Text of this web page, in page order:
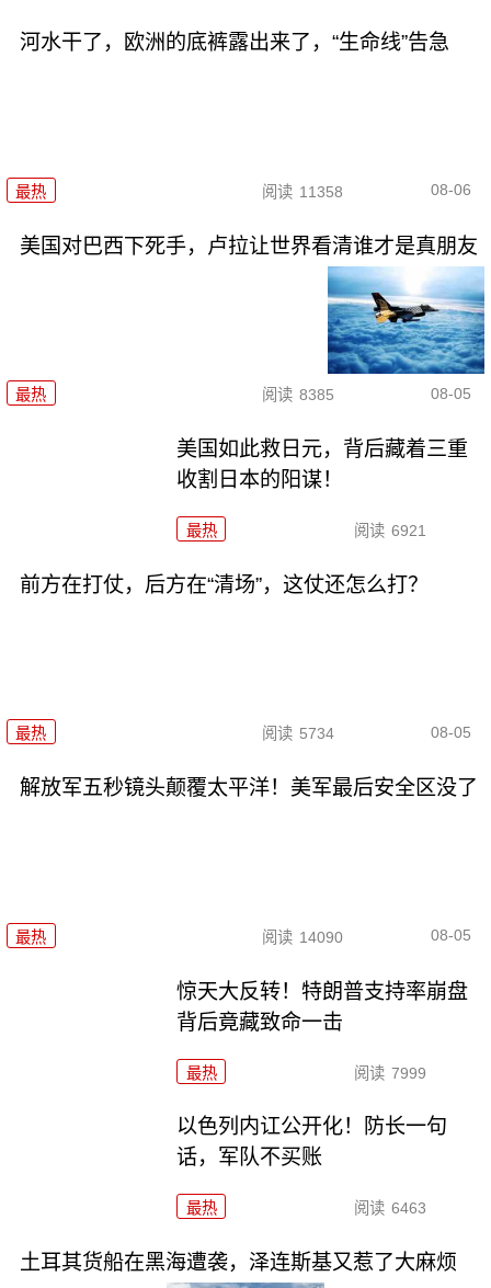
河水干了，欧洲的底裤露出来了，“生命线”告急
最热 阅读 11358 08-06
美国对巴西下死手，卢拉让世界看清谁才是真朋友
最热 阅读 8385 08-05
美国如此救日元，背后藏着三重
收割日本的阳谋！
最热 阅读 6921
前方在打仗，后方在“清场”，这仗还怎么打？
最热 阅读 5734 08-05
解放军五秒镜头颠覆太平洋！美军最后安全区没了
最热 阅读 14090 08-05
惊天大反转！特朗普支持率崩盘
背后竟藏致命一击
最热 阅读 7999
以色列内讧公开化！防长一句
话，军队不买账
最热 阅读 6463
土耳其货船在黑海遭袭，泽连斯基又惹了大麻烦